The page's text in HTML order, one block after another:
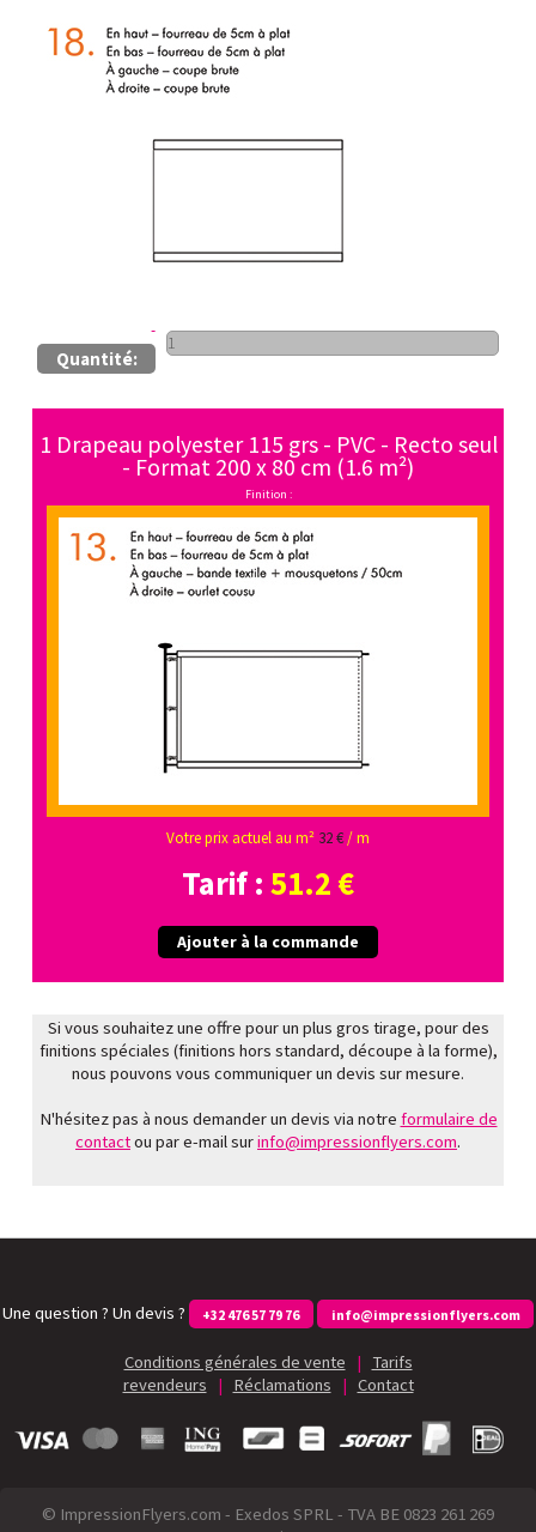
Quantité:
1 Drapeau polyester 115 grs - PVC - Recto seul
- Format 200 x 80 cm (1.6 m²)
Finition :
Votre prix actuel au m² 32 €/ m
Tarif : 51.2 €
Ajouter à la commande
Si vous souhaitez une offre pour un plus gros tirage, pour des
finitions spéciales (finitions hors standard, découpe à la forme),
nous pouvons vous communiquer un devis sur mesure.
N'hésitez pas à nous demander un devis via notre formulaire de
contactou par e-mail surinfo@impressionflyers.com.
Une question ? Un devis ? +32 476 57 79 76 info@impressionflyers.com
Conditions générales de vente |
Tarifs
revendeurs
| Réclamations | Contact
© ImpressionFlyers.com - Exedos SPRL - TVA BE 0823 261 269